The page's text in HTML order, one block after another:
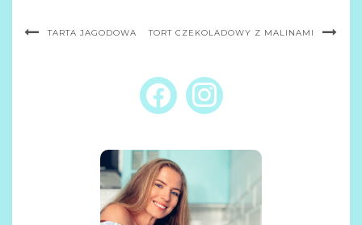
TARTA JAGODOWA TORT CZEKOLADOWY Z MALINAMI
FACEBOOKINSTAGRAM